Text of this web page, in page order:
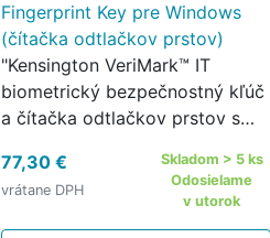
Fingerprint Key pre Windows
(čítačka odtlačkov prstov)
"Kensington VeriMark™ IT
biometrický bezpečnostný kľúč
a čítačka odtlačkov prstov s
Windows Hello™ for Business.
77,30 €
vrátane DPH
Skladom > 5 ks
Odosielame
v utorok